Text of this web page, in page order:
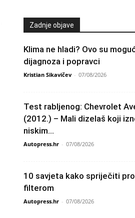
Zadnje objave
Klima ne hladi? Ovo su
dijagnoza i popravci
Kristian Sikavičev - 07/08/2026
Test rabljenog: Chevrolet
(2012.) – Mali dizelaš koji
niskim...
Autopress.hr - 07/08/2026
10 savjeta kako spriječiti
filterom
Autopress.hr - 07/08/2026